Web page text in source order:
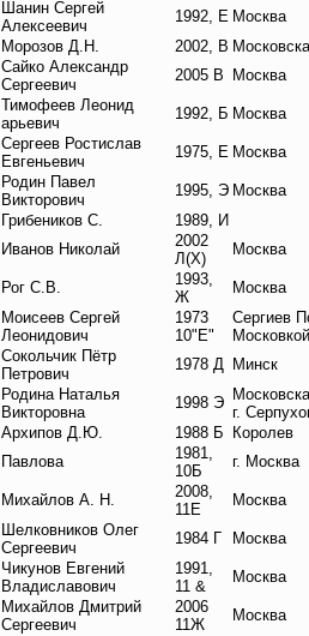
Шанин Сергей
Алексеевич
1992, Е Москва
Морозов Д.Н.
2002, В
Сайко Александр
Сергеевич
2005 В
Москва
Тимофеев Леонид
арьевич
1992, Б Москва
Сергеев Ростислав
Евгеньевич
1975, Е Москва
Родин Павел
Викторович
1995, Э Москва
Грибеников С.
1989, И
Иванов Николай
2002
Л(Х)
Москва
Рог С.В.
1993,
Ж
Москва
Моисеев Сергей
Леонидович
1973
10"Е"
Сергиев
Сокольчик Пётр
Петрович
1978 Д Минск
Родина Наталья
Викторовна
1998 Э
г.
Архипов Д.Ю.
1988 Б
Королев
Павлова
1981,
10Б
г. Москва
Михайлов А. Н.
2008,
11Е
Москва
Шелковников Олег
Сергеевич
1984 Г
Москва
Чикунов Евгений
Владиславович
1991,
11 &
Москва
Михайлов Дмитрий
Сергеевич
2006
11Ж
Москва